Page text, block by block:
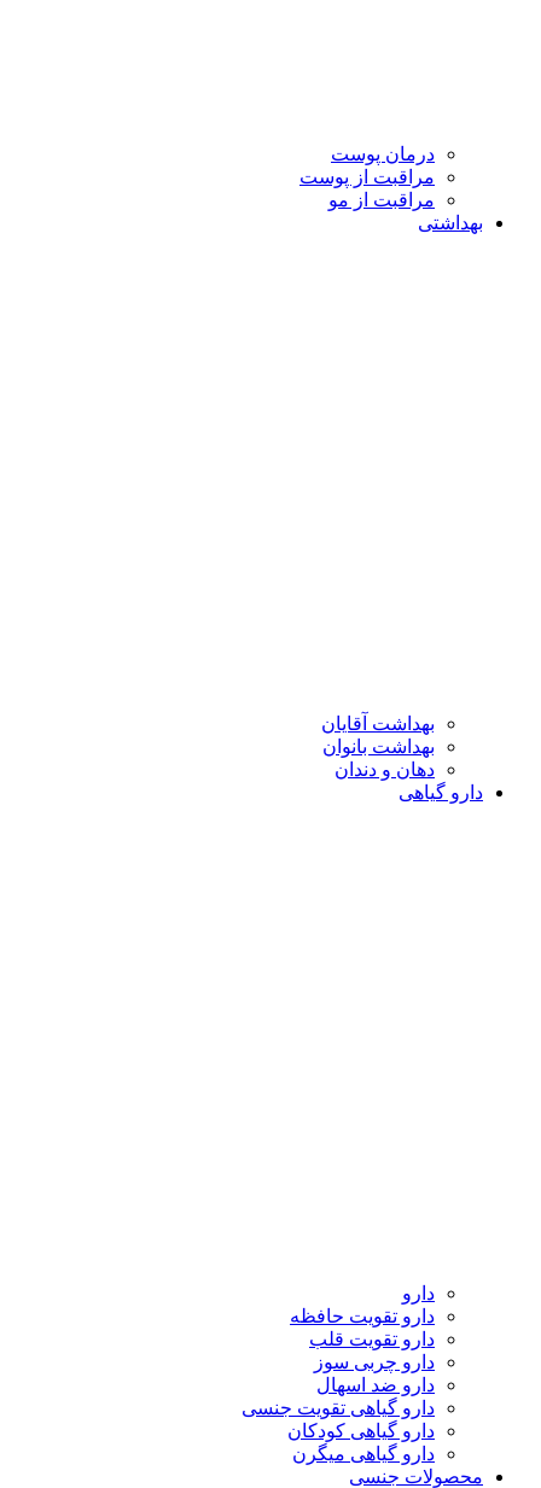
درمان پوست
مراقبت از پوست
مراقبت از مو
بهداشتی
بهداشت آقایان
بهداشت بانوان
دهان و دندان
دارو گیاهی
دارو
دارو تقویت حافظه
دارو تقویت قلب
دارو چربی سوز
دارو ضد اسهال
دارو گیاهی تقویت جنسی
دارو گیاهی کودکان
دارو گیاهی میگرن
محصولات جنسی